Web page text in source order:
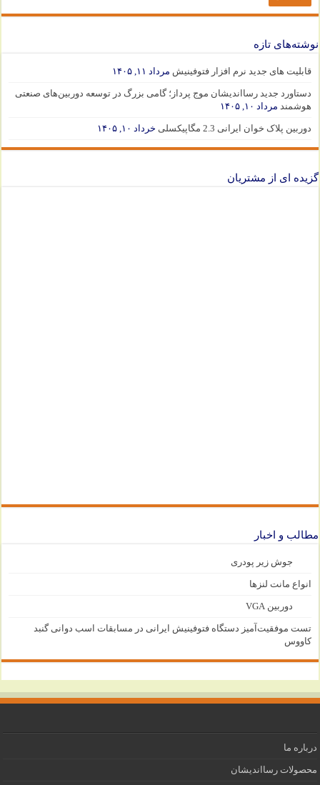
نوشته‌های تازه
قابلیت های جدید نرم افزار فتوفینیش مرداد ۱۱, ۱۴۰۵
دستاورد جدید رسااندیشان موج پرداز؛ گامی بزرگ در توسعه دوربین‌های صنعتی
هوشمند مرداد ۱۰, ۱۴۰۵
دوربین پلاک خوان ایرانی 2.3 مگاپیکسلی خرداد ۱۰, ۱۴۰۵
گزیده ای از مشتریان
مطالب و اخبار
جوش زیر پودری
انواع مانت لنزها
دوربین VGA
تست موفقیت‌آمیز دستگاه فتوفینیش ایرانی در مسابقات اسب دوانی گنبد
کاووس
درباره ما
محصولات رسااندیشان